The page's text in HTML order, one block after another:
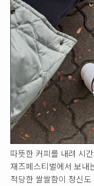
따뜻한 커피를 내려 시
재즈페스티벌에서 보내
적당한 쌀쌀함이 정신